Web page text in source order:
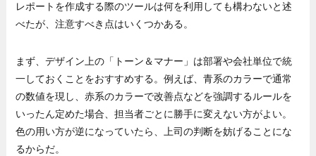
レポートを作成する際のツールは何を利用しても構わないと述
べたが、注意すべき点はいくつかある。
まず、デザイン上の「トーン＆マナー」は部署や会社単位で統
一しておくことをおすすめする。例えば、青系のカラーで通常
の数値を現し、赤系のカラーで改善点などを強調するルールを
いったん定めた場合、担当者ごとに勝手に変えない方がよい。
色の用い方が逆になっていたら、上司の判断を妨げることにな
るからだ。